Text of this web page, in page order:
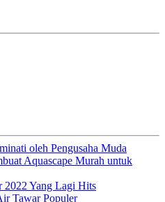
oleh Pengusaha Muda
Aquascape Murah untuk
2022 Yang Lagi Hits
Tawar Populer